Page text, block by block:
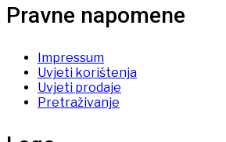
Pravne napomene
Impressum
Uvjeti korištenja
Uvjeti prodaje
Pretraživanje